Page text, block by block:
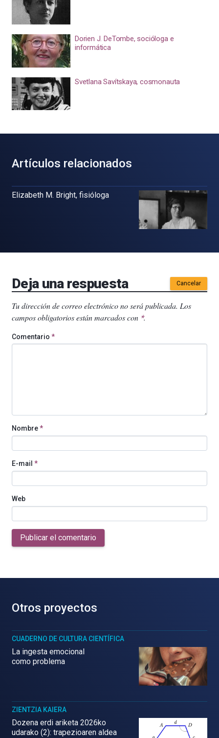
Dorien J. DeTombe, socióloga e
informática
Svetlana Savítskaya, cosmonauta
Artículos relacionados
Elizabeth M. Bright, fisióloga
Deja una respuesta Cancelar
Tu dirección de correo electrónico no será publicada. Los
campos obligatorios están marcados con *.
Comentario *
Nombre*
E-mail *
Web
Publicar el comentario
Otros proyectos
CUADERNO DE CULTURA CIENTÍFICA
La ingesta emocional
como problema
ZIENTZIA KAIERA
Dozena erdi ariketa 2026ko
udarako (2): trapezioaren aldea